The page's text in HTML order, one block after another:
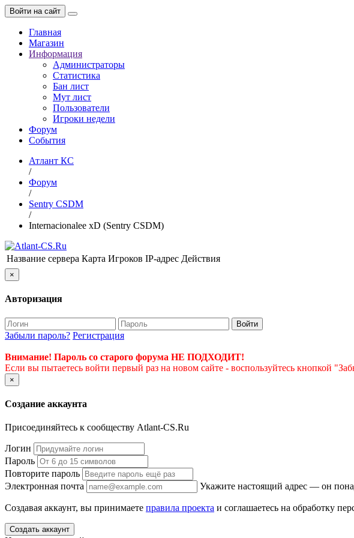
Войти на сайт
Главная
Магазин
Информация
Администраторы
Статистика
Бан лист
Мут лист
Пользователи
Игроки недели
Форум
События
Атлант КС
/
Форум
/
Sentry CSDM
/
Internacionalee xD (Sentry CSDM)
Название сервера Карта Игроков IP-адрес Действия
×
Авторизация
Войти
Забыли пароль? Регистрация
Внимание! Пароль со старого форума НЕ ПОДХОДИТ!
Если вы пытаетесь войти первый раз на новом сайте - воспользуйтесь кнопкой
×
Создание аккаунта
Присоединяйтесь к сообществу Atlant-CS.Ru
Логин
Пароль
Повторите пароль
Электронная почта
Укажите настоящий адрес — он
Создавая аккаунт, вы принимаете правила проекта и соглашаетесь на обработку
Создать аккаунт